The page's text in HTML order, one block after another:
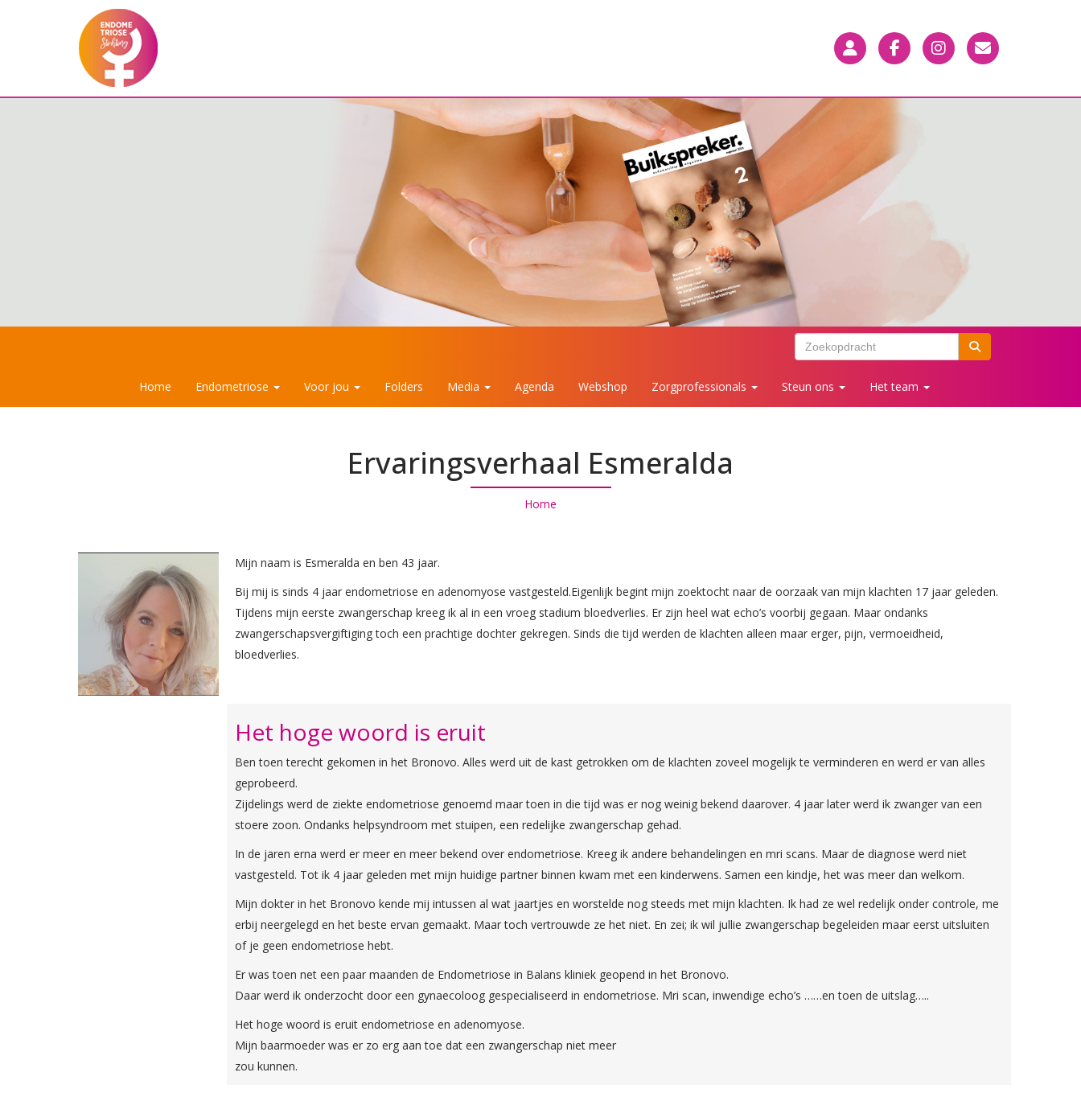
Home Endometriose Voor jou Folders Media Agenda Webshop Zorgprofessionals Steun ons Het team
Ervaringsverhaal Esmeralda
Home
Mijn naam is Esmeralda en ben 43 jaar.
Bij mij is sinds 4 jaar endometriose en adenomyose vastgesteld.Eigenlijk begint mijn zoektocht naar de oorzaak van mijn klachten 17 jaar geleden.
Tijdens mijn eerste zwangerschap kreeg ik al in een vroeg stadium bloedverlies. Er zijn heel wat echo’s voorbij gegaan. Maar ondanks
zwangerschapsvergiftiging toch een prachtige dochter gekregen. Sinds die tijd werden de klachten alleen maar erger, pijn, vermoeidheid,
bloedverlies.
Het hoge woord is eruit
Ben toen terecht gekomen in het Bronovo. Alles werd uit de kast getrokken om de klachten zoveel mogelijk te verminderen en werd er van alles
geprobeerd.
Zijdelings werd de ziekte endometriose genoemd maar toen in die tijd was er nog weinig bekend daarover. 4 jaar later werd ik zwanger van een
stoere zoon. Ondanks helpsyndroom met stuipen, een redelijke zwangerschap gehad.
In de jaren erna werd er meer en meer bekend over endometriose. Kreeg ik andere behandelingen en mri scans. Maar de diagnose werd niet
vastgesteld. Tot ik 4 jaar geleden met mijn huidige partner binnen kwam met een kinderwens. Samen een kindje, het was meer dan welkom.
Mijn dokter in het Bronovo kende mij intussen al wat jaartjes en worstelde nog steeds met mijn klachten. Ik had ze wel redelijk onder controle, me
erbij neergelegd en het beste ervan gemaakt. Maar toch vertrouwde ze het niet. En zei; ik wil jullie zwangerschap begeleiden maar eerst uitsluiten
of je geen endometriose hebt.
Er was toen net een paar maanden de Endometriose in Balans kliniek geopend in het Bronovo.
Daar werd ik onderzocht door een gynaecoloog gespecialiseerd in endometriose. Mri scan, inwendige echo’s ……en toen de uitslag…..
Het hoge woord is eruit endometriose en adenomyose.
Mijn baarmoeder was er zo erg aan toe dat een zwangerschap niet meer
zou kunnen.